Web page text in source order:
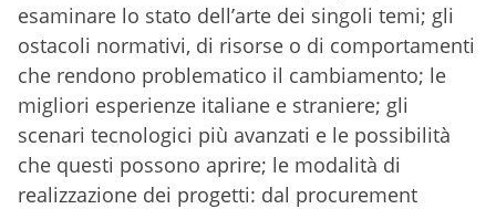
esaminare lo stato dell’arte dei singoli temi; gli
ostacoli normativi, di risorse o di comportamenti
che rendono problematico il cambiamento; le
migliori esperienze italiane e straniere; gli
scenari tecnologici più avanzati e le possibilità
che questi possono aprire; le modalità di
realizzazione dei progetti: dal procurement